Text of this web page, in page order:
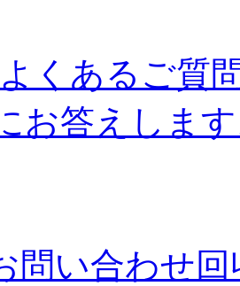
よくあるご質
お答えしま
問い合わせ